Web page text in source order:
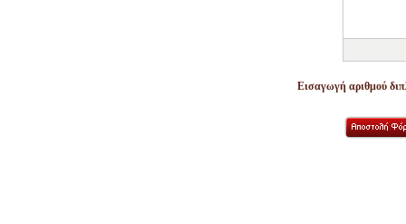
Εισαγωγή αριθμού